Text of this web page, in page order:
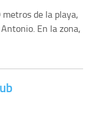
de la playa,
En la zona,